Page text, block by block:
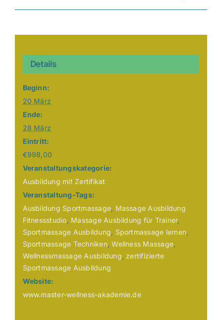
Details
Beginn:
20 März
Ende:
28 März
Eintritt:
€998,00
Veranstaltungskategorie:
Ausbildung mit Zertifikat
Veranstaltung-Tags:
Ausbildung Sportmassage, Massage Ausbildung
Fitnessstudio, Massage Ausbildung für Trainer,
Sportmassage Ausbildung, Sportmassage lernen,
Sportmassage Techniken,Wellness Massage,
Wellnessmassage Ausbildung, zertifizierte
Sportmassage Ausbildung
Website:
www.master-wellness-akademie.de